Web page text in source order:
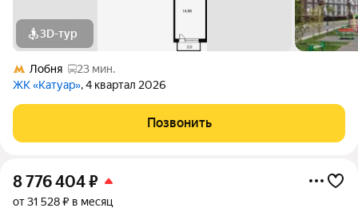
3D-тур
Лобня
23 мин.
ЖК «Катуар», 4 квартал 2026
Позвонить
8 776 404₽
от 31 528 ₽ в месяц